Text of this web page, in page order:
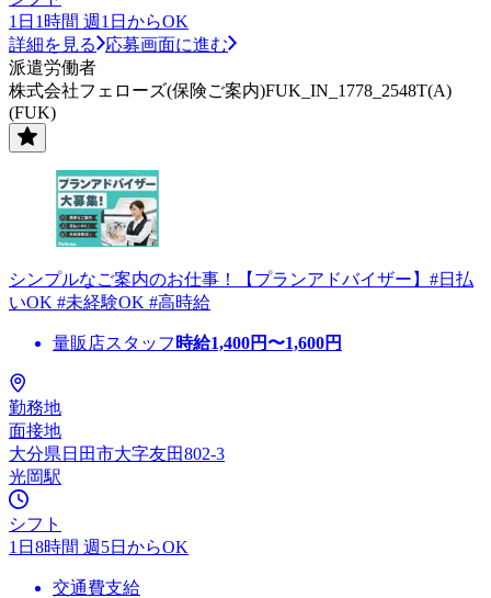
1日1時間 週1日からOK
詳細を見る
応募画面に進む
派遣労働者
株式会社フェローズ(保険ご案内)FUK_IN_1778_2548T(A)
(FUK)
シンプルなご案内のお仕事！【プランアドバイザー】#日払
いOK #未経験OK #高時給
量販店スタッフ 時給1,400円〜1,600円
勤務地
面接地
大分県日田市大字友田802-3
光岡駅
シフト
1日8時間 週5日からOK
交通費支給